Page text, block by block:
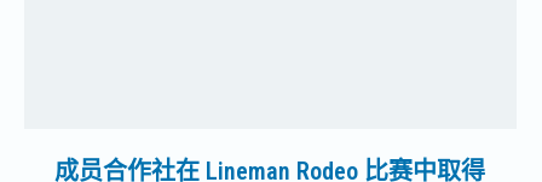
成员合作社在 Lineman Rodeo 比赛中取得